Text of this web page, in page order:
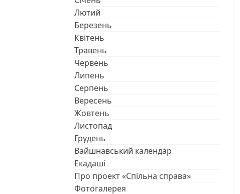
Лютий
Березень
Квітень
Травень
Червень
Липень
Серпень
Вересень
Жовтень
Листопад
Грудень
Вайшнавський календар
Екадаші
Про проект «Спільна справа»
Фотогалерея